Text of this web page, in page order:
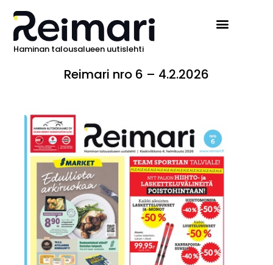
Haminan talousalueen uutislehti
Reimari nro 6 – 4.2.2026